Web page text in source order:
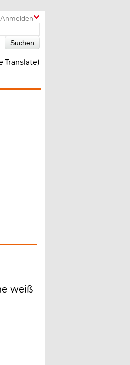
Anmelden
Translate)
weiß